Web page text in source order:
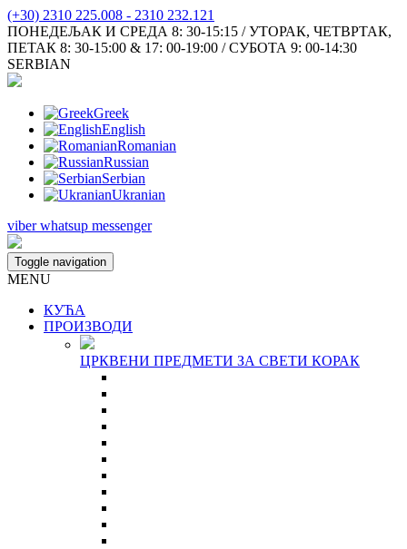
(+30) 2310 225.008 - 2310 232.121
ПОНЕДЕЉАК И СРЕДА 8: 30-15:15 / УТОРАК, ЧЕТВРТАК,
ПЕТАК 8: 30-15:00 & 17: 00-19:00 / СУБОТА 9: 00-14:30
SERBIAN
Greek
English
Romanian
Russian
Serbian
Ukranian
viber whatsup messenger
Toggle navigation
MENU
КУЋА
ПРОИЗВОДИ
ЦРКВЕНИ ПРЕДМЕТИ ЗА СВЕТИ КОРАК